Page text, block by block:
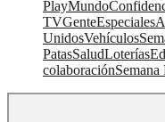
PlayMundo
TVGenteEspeciales
UnidosVehículos
PatasSaludLoterías
colaboraciónSemana